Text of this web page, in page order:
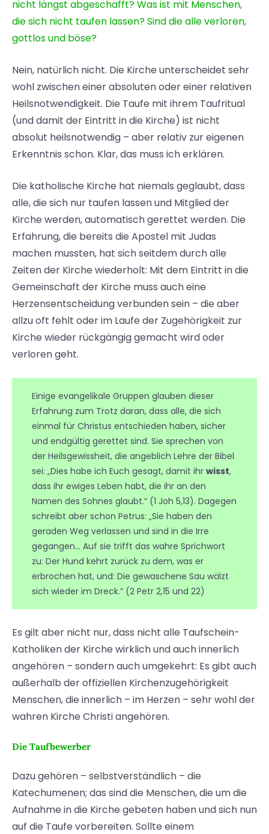
nicht längst abgeschafft? Was ist mit Menschen,
die sich nicht taufen lassen? Sind die alle verloren,
gottlos und böse?
Nein, natürlich nicht. Die Kirche unterscheidet sehr
wohl zwischen einer absoluten oder einer relativen
Heilsnotwendigkeit. Die Taufe mit ihrem Taufritual
(und damit der Eintritt in die Kirche) ist nicht
absolut heilsnotwendig – aber relativ zur eigenen
Erkenntnis schon. Klar, das muss ich erklären.
Die katholische Kirche hat niemals geglaubt, dass
alle, die sich nur taufen lassen und Mitglied der
Kirche werden, automatisch gerettet werden. Die
Erfahrung, die bereits die Apostel mit Judas
machen mussten, hat sich seitdem durch alle
Zeiten der Kirche wiederholt: Mit dem Eintritt in die
Gemeinschaft der Kirche muss auch eine
Herzensentscheidung verbunden sein – die aber
allzu oft fehlt oder im Laufe der Zugehörigkeit zur
Kirche wieder rückgängig gemacht wird oder
verloren geht.
Einige evangelikale Gruppen glauben dieser
Erfahrung zum Trotz daran, dass alle, die sich
einmal für Christus entschieden haben, sicher
und endgültig gerettet sind. Sie sprechen von
der Heilsgewissheit, die angeblich Lehre der Bibel
sei: „Dies habe ich Euch gesagt, damit ihrwisst,
dass ihr ewiges Leben habt, die ihr an den
Namen des Sohnes glaubt.“ (1 Joh 5,13). Dagegen
schreibt aber schon Petrus: „Sie haben den
geraden Weg verlassen und sind in die Irre
gegangen… Auf sie trifft das wahre Sprichwort
zu: Der Hund kehrt zurück zu dem, was er
erbrochen hat, und: Die gewaschene Sau wälzt
sich wieder im Dreck.“ (2 Petr 2,15 und 22)
Es gilt aber nicht nur, dass nicht alle Taufschein-
Katholiken der Kirche wirklich und auch innerlich
angehören – sondern auch umgekehrt: Es gibt auch
außerhalb der offiziellen Kirchenzugehörigkeit
Menschen, die innerlich – im Herzen – sehr wohl der
wahren Kirche Christi angehören.
Die Taufbewerber
Dazu gehören – selbstverständlich – die
Katechumenen; das sind die Menschen, die um die
Aufnahme in die Kirche gebeten haben und sich nun
auf die Taufe vorbereiten. Sollte einem